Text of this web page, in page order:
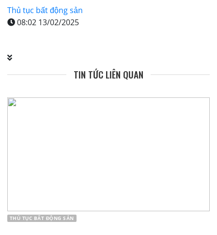
Thủ tục bất động sản
08:02 13/02/2025
TIN TỨC LIÊN QUAN
THỦ TỤC BẤT ĐỘNG SẢN